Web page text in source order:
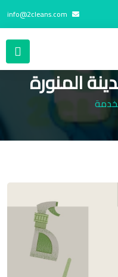
info@2cleans.com
المنورة